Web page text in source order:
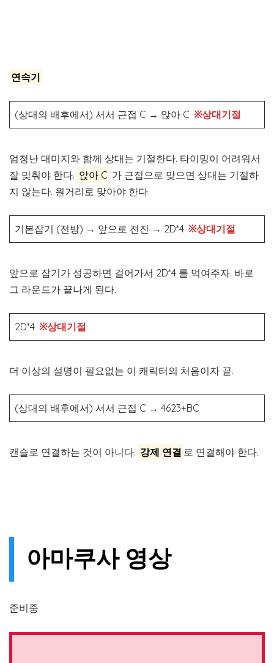
연속기
(상대의 배후에서) 서서 근접 C → 앉아 C ※상대기절
엄청난 대미지와 함께 상대는 기절한다. 타이밍이 어려워서
잘 맞춰야 한다. 앉아 C 가 근접으로 맞으면 상대는 기절하
지 않는다. 원거리로 맞아야 한다.
기본잡기 (전방) → 앞으로 전진 → 2D*4 ※상대기절
앞으로 잡기가 성공하면 걸어가서 2D*4 를 먹여주자. 바로
그 라운드가 끝나게 된다.
2D*4 ※상대기절
더 이상의 설명이 필요없는 이 캐릭터의 처음이자 끝.
(상대의 배후에서) 서서 근접 C → 4623+BC
캔슬로 연결하는 것이 아니다. 강제 연결 로 연결해야 한다.
아마쿠사 영상
준비중